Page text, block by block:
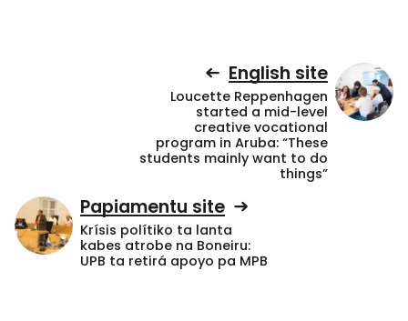
English site
Loucette Reppenhagen
started a mid-level
creative vocational
program in Aruba: “These
students mainly want to do
things”
Papiamentu site
Krísis polítiko ta lanta
kabes atrobe na Boneiru:
UPB ta retirá apoyo pa MPB